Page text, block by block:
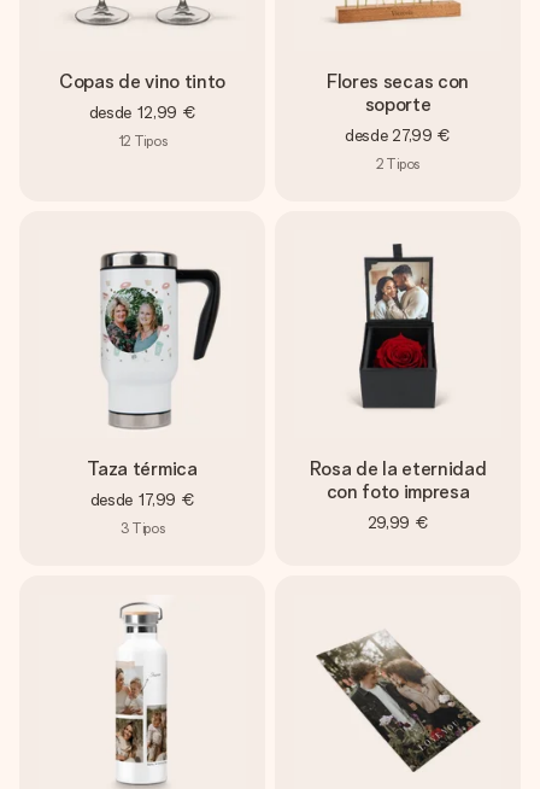
Copas de vino tinto
desde 12,99 €
12 Tipos
Flores secas con
soporte
desde 27,99 €
2 Tipos
Taza térmica
desde 17,99 €
3 Tipos
Rosa de la eternidad
con foto impresa
29,99 €